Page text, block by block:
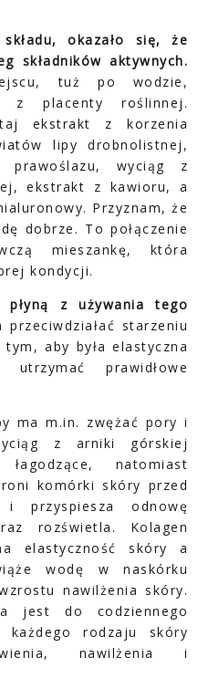
okazało się, że
składników aktywnych.
tuż po wodzie,
z placenty roślinnej.
ekstrakt z korzenia
lipy drobnolistnej,
wyciąg z
ekstrakt z kawioru, a
Przyznam, że
dobrze. To połączenie
mieszankę, która
kondycji.
płyną z używania tego
przeciwdziałać starzeniu
aby była elastyczna
prawidłowe
ma m.in. zwężać pory i
z arniki górskiej
natomiast
komórki skóry przed
przyspiesza odnowę
rozświetla. Kolagen
elastyczność skóry a
wodę w naskórku
nawilżenia skóry.
jest do codziennego
rodzaju skóry
nawilżenia i